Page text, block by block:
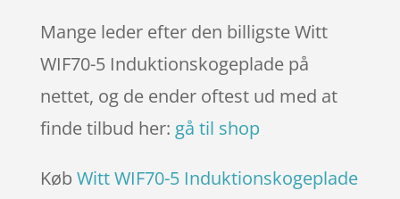
Mange leder efter den billigste Witt
WIF70-5 Induktionskogeplade på
nettet, og de ender oftest ud med at
finde tilbud her: gå til shop
Køb Witt WIF70-5 Induktionskogeplade